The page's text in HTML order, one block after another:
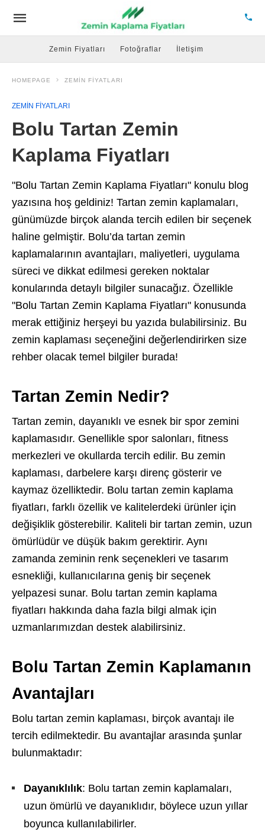
Zemin Fiyatları Fotoğraflar İletişim
HOMEPAGE ZEMIN FIYATLARI
ZEMIN FIYATLARI
Bolu Tartan Zemin
Kaplama Fiyatları
"Bolu Tartan Zemin Kaplama Fiyatları" konulu blog
yazısına hoş geldiniz! Tartan zemin kaplamaları,
günümüzde birçok alanda tercih edilen bir seçenek
haline gelmiştir. Bolu’da tartan zemin
kaplamalarının avantajları, maliyetleri, uygulama
süreci ve dikkat edilmesi gereken noktalar
konularında detaylı bilgiler sunacağız. Özellikle
"Bolu Tartan Zemin Kaplama Fiyatları" konusunda
merak ettiğiniz herşeyi bu yazıda bulabilirsiniz. Bu
zemin kaplaması seçeneğini değerlendirirken size
rehber olacak temel bilgiler burada!
Tartan Zemin Nedir?
Tartan zemin, dayanıklı ve esnek bir spor zemini
kaplamasıdır. Genellikle spor salonları, fitness
merkezleri ve okullarda tercih edilir. Bu zemin
kaplaması, darbelere karşı direnç gösterir ve
kaymaz özelliktedir. Bolu tartan zemin kaplama
fiyatları, farklı özellik ve kalitelerdeki ürünler için
değişiklik gösterebilir. Kaliteli bir tartan zemin, uzun
ömürlüdür ve düşük bakım gerektirir. Aynı
zamanda zeminin renk seçenekleri ve tasarım
esnekliği, kullanıcılarına geniş bir seçenek
yelpazesi sunar. Bolu tartan zemin kaplama
fiyatları hakkında daha fazla bilgi almak için
uzmanlarımızdan destek alabilirsiniz.
Bolu Tartan Zemin Kaplamanın
Avantajları
Bolu tartan zemin kaplaması, birçok avantajı ile
tercih edilmektedir. Bu avantajlar arasında şunlar
bulunmaktadır:
Dayanıklılık: Bolu tartan zemin kaplamaları,
uzun ömürlü ve dayanıklıdır, böylece uzun yıllar
boyunca kullanılabilirler.